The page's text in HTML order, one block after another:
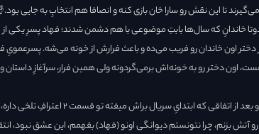
تا این نقش رو سارا خان بازی کنه و انصافا هم انتخابِ به جایی
خاندانِ که سال‌ها بابتِ موضوعی با هم دشمن شدند؛ فهاد پسرِ یکی از
دختر اون خاندان رو فریب می‌ده و باعث فرارش از خونه‌ می‌شه. پسرعمویِ
اون دختر رو به خونه‌اش برمی‌گردونه ولی همین فرار، سرآغازِ
فجر روانپزشک هست و بعد از اتفاقی که ابتدایِ
آتش بزنم، چرا نتونستم دیوانگی اونو (فهاد) بفهمم، این عشق نبود،